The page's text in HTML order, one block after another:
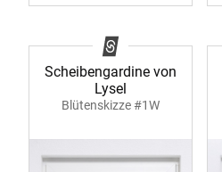
Scheibengardine von
Lysel
Blütenskizze #1W